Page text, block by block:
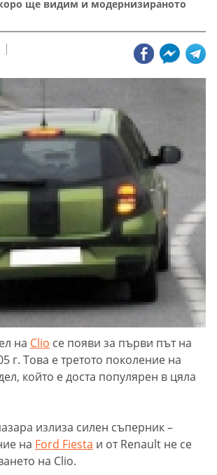
ще видим и модернизираното
на Clio се появи за първи път на
г. Това е третото поколение на
който е доста популярен в цяла
излиза силен съперник –
на Ford Fiesta и от Renault не се
на Clio.